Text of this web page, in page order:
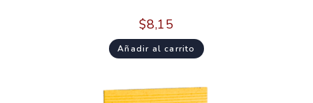
$8,15
Añadir al carrito